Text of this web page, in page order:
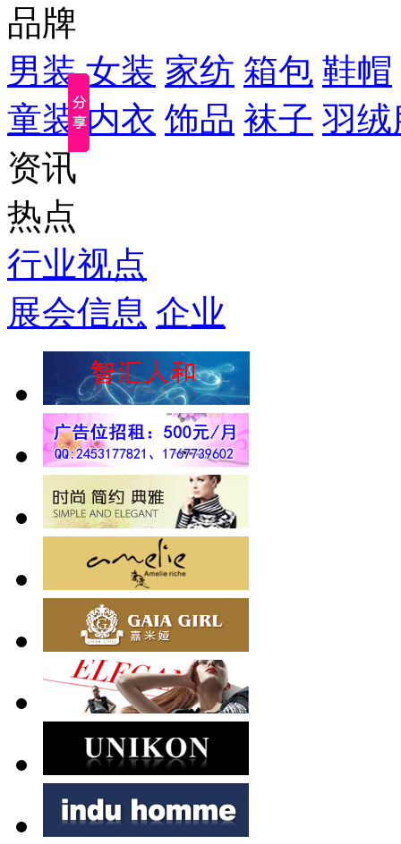
品牌
男装 女装 家纺 箱包 鞋帽
童装 内衣 饰品 袜子 羽绒
资讯
热点
行业视点
展会信息 企业